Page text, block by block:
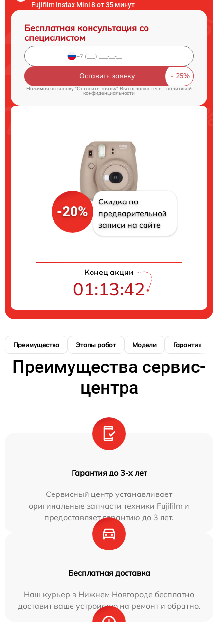
Fujifilm Instax Mini 8 от 35 минут
Бесплатная консультация со
специалистом
Оставить заявку
Нажимая на кнопку "Оставить заявку" Вы соглашаетесь c политикой
конфиденциальности
-20%
Скидка по
предварительной
записи на сайте
Конец акции
01:13:42
Преимущества Этапы работ Модели Гарантия
Преимущества сервис-
центра
Гарантия до 3-х лет
Сервисный центр устанавливает
оригинальные запчасти техники Fujifilm и
предоставляет гарантию до 3 лет.
Бесплатная доставка
Наш курьер в Нижнем Новгороде бесплатно
доставит ваше устройство на ремонт и обратно.